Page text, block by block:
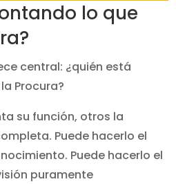
lo que
central: ¿quién está
Procura?
su función, otros la
Puede hacerlo el
Puede hacerlo el
puramente